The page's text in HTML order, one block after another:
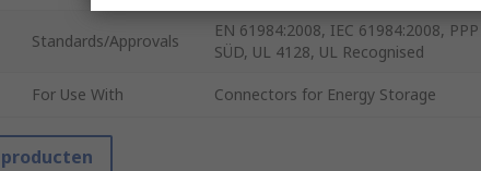
Standards/Approvals
EN 61984:2008, IEC 61984:2008,
SÜD, UL 4128, UL Recognised
For Use With Connectors for Energy Storage